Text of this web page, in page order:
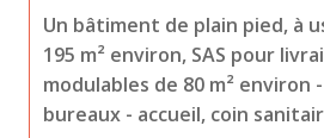
Un bâtiment de plain pied, à
195 m² environ, SAS pour
modulables de 80 m² environ
bureaux - accueil, coin